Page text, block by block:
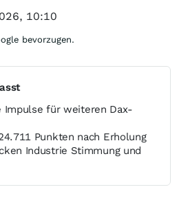
Impulse für weiteren Dax-
Punkten nach Erholung
Industrie Stimmung und
10:10
bevorzugen.